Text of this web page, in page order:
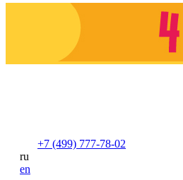
+7 (499) 777-78-02
ru
en